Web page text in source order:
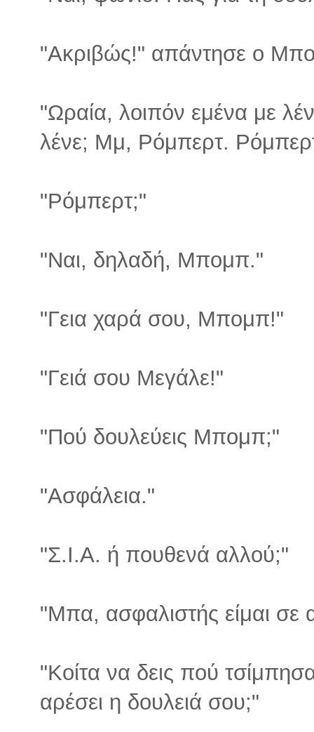
"Ακριβώς!" απάντησε ο
"Ωραία, λοιπόν εμένα με
λένε; Μμ, Ρόμπερτ.
"Ρόμπερτ;"
"Ναι, δηλαδή, Μπομπ."
"Γεια χαρά σου, Μπομπ!"
"Γειά σου Μεγάλε!"
"Πού δουλεύεις Μπομπ;"
"Ασφάλεια."
"Σ.Ι.Α. ή πουθενά αλλού;"
"Μπα, ασφαλιστής είμαι σε
"Κοίτα να δεις πού
αρέσει η δουλειά σου;"